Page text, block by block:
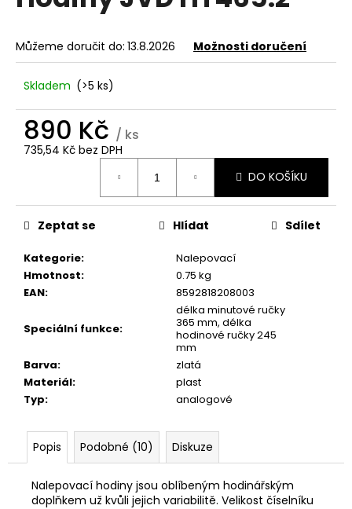
5
hvězdiček.
Můžeme doručit do: 13.8.2026 Možnosti doručení
Skladem (>5 ks)
890 Kč / ks
735,54 Kč bez DPH
DO KOŠÍKU
Kategorie:
Nalepovací
Hmotnost:
0.75 kg
EAN: 8592818208003
Speciální funkce:
délka minutové ručky
365 mm, délka
hodinové ručky 245
mm
Barva:
zlatá
Materiál:
plast
Typ: analogové
Zeptat se Hlídat Sdílet
Popis Podobné (10) Diskuze
Nalepovací hodiny jsou oblíbeným hodinářským
doplňkem už kvůli jejich variabilitě. Velikost číselníku
j
í
HLEDAT
D
o
p
o
u
u